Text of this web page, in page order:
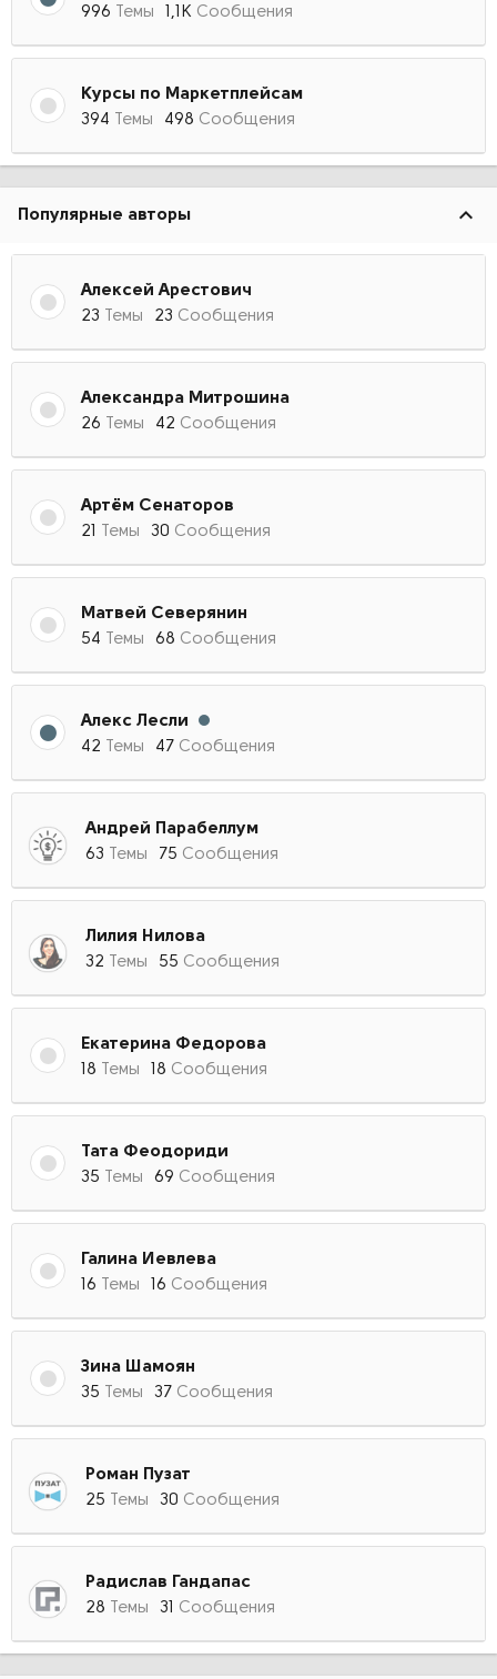
996 Темы 1,1К Сообщения
Курсы по Маркетплейсам
394 Темы 498 Сообщения
Популярные авторы
Алексей Арестович
23 Темы 23 Сообщения
Александра Митрошина
26 Темы 42 Сообщения
Артём Сенаторов
21 Темы 30 Сообщения
Матвей Cеверянин
54 Темы 68 Сообщения
Алекс Лесли
42 Темы 47 Сообщения
Андрей Парабеллум
63 Темы 75 Сообщения
Лилия Нилова
32 Темы 55 Сообщения
Екатерина Федорова
18 Темы 18 Сообщения
Тата Феодориди
35 Темы 69 Сообщения
Галина Иевлева
16 Темы 16 Сообщения
Зина Шамоян
35 Темы 37 Сообщения
Роман Пузат
25 Темы 30 Сообщения
Радислав Гандапас
28 Темы 31 Сообщения